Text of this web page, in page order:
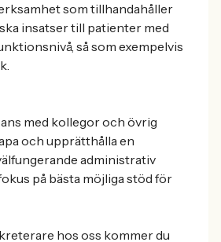
som tillhandahåller
insatser till patienter med
så som exempelvis
med kollegor och övrig
och upprätthålla en
administrativ
på bästa möjliga stöd för
hos oss kommer du